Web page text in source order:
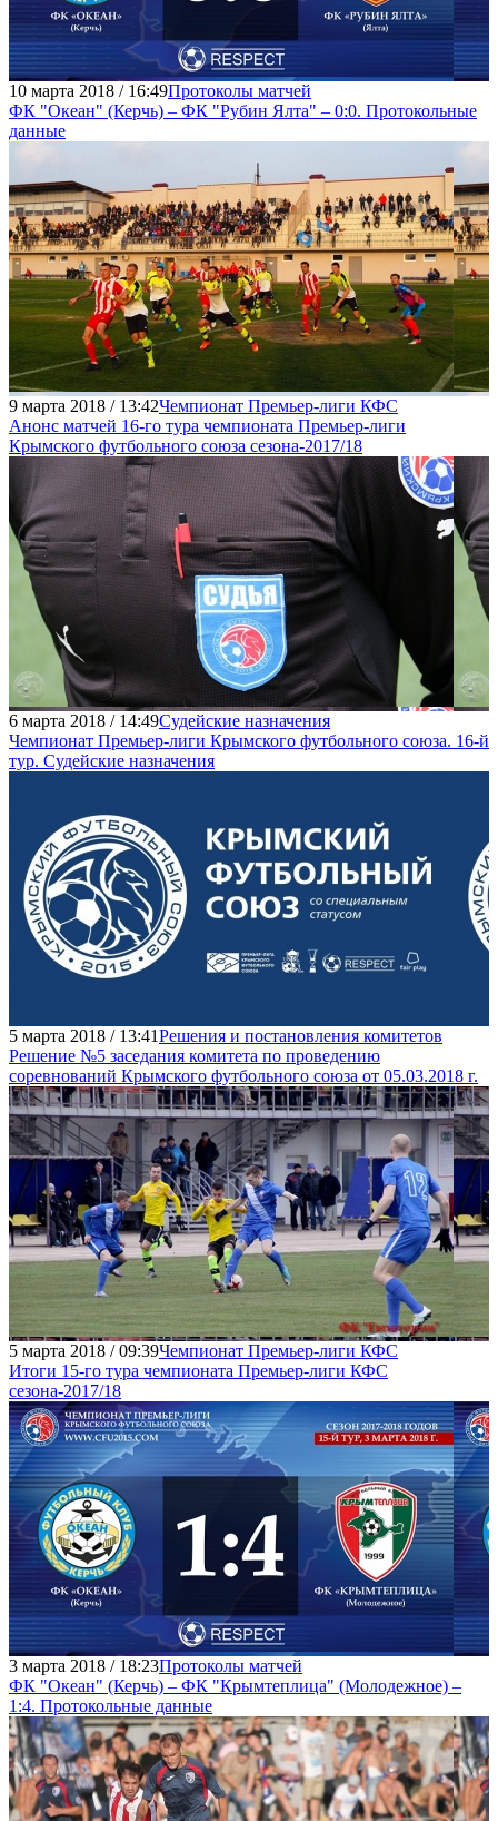
10 марта 2018 / 16:49Протоколы матчей
ФК "Океан" (Керчь) – ФК "Рубин Ялта" – 0:0. Протокольные
данные
9 марта 2018 / 13:42Чемпионат Премьер-лиги КФС
Анонс матчей 16-го тура чемпионата Премьер-лиги
Крымского футбольного союза сезона-2017/18
6 марта 2018 / 14:49Судейские назначения
Чемпионат Премьер-лиги Крымского футбольного союза. 16-й
тур. Судейские назначения
5 марта 2018 / 13:41Решения и постановления комитетов
Решение №5 заседания комитета по проведению
соревнований Крымского футбольного союза от 05.03.2018 г.
5 марта 2018 / 09:39Чемпионат Премьер-лиги КФС
Итоги 15-го тура чемпионата Премьер-лиги КФС
сезона-2017/18
3 марта 2018 / 18:23Протоколы матчей
ФК "Океан" (Керчь) – ФК "Крымтеплица" (Молодежное) –
1:4. Протокольные данные